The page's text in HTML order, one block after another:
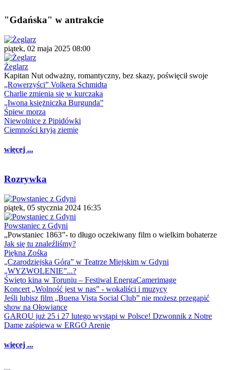
"Gdańska" w antrakcie
piątek, 02 maja 2025 08:00
Żeglarz
Kapitan Nut odważny, romantyczny, bez skazy, poświęcił swoje
„Rowerzyści” Volkera Schmidta
Charlie zmienia się w kurczaka
„Iwona księżniczka Burgunda”
Śpiew morza
Niewolnice z Pipidówki
Ciemności kryją ziemię
więcej ...
Rozrywka
piątek, 05 stycznia 2024 16:35
Powstaniec z Gdyni
„Powstaniec 1863”- to długo oczekiwany film o wielkim bohaterze
Jak się tu znaleźliśmy?
Piękna Zośka
„Czarodziejska Góra” w Teatrze Miejskim w Gdyni
„WYZWOLENIE”...?
Święto kina w Toruniu – Festiwal EnergaCamerimage
Koncert „Wolność jest w nas” - wokaliści i muzycy
Jeśli lubisz film „Buena Vista Social Club” nie możesz przegapić
show na Ołowiance
GAROU już 25 i 27 lutego wystąpi w Polsce! Dzwonnik z Notre
Dame zaśpiewa w ERGO Arenie
więcej ...